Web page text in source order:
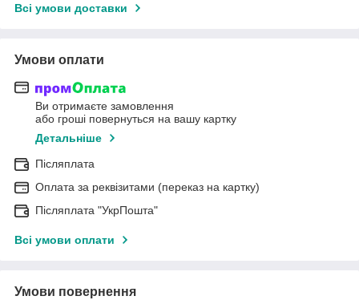
Всі умови доставки
Умови оплати
Ви отримаєте замовлення
або гроші повернуться на вашу картку
Детальніше
Післяплата
Оплата за реквізитами (переказ на картку)
Післяплата "УкрПошта"
Всі умови оплати
Умови повернення